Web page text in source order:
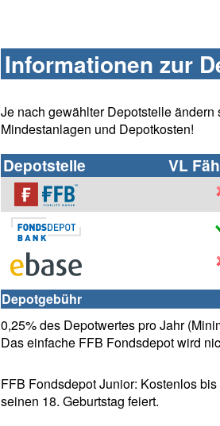
Informationen zur
Je nach gewählter Depotstelle
Mindestanlagen und Depotkosten!
Depotstelle VL
Depotgebühr
0,25% des Depotwertes pro Jahr
Das einfache FFB Fondsdepot wird
FFB Fondsdepot Junior: Kostenlos
seinen 18. Geburtstag feiert.